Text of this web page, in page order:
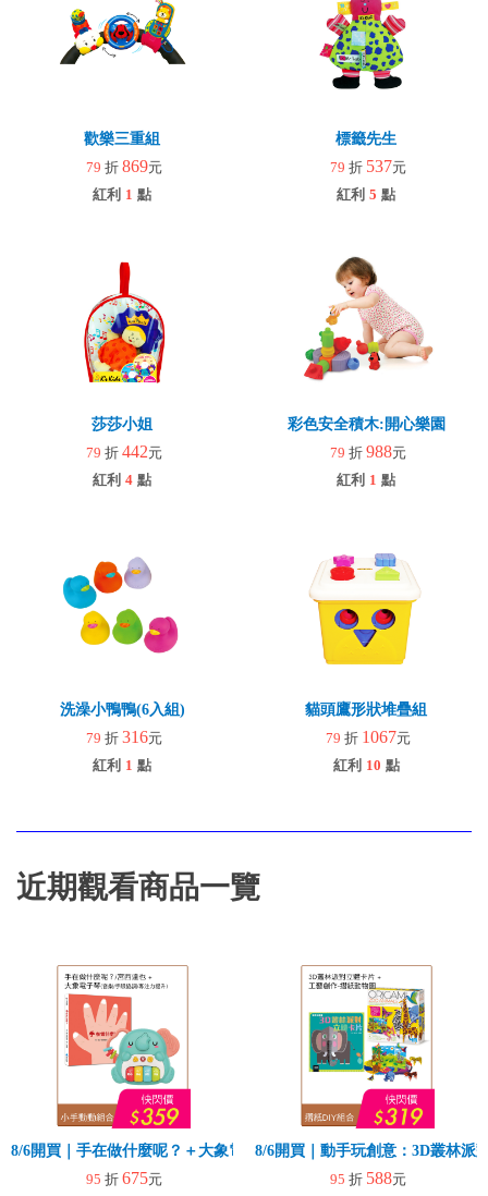
歡樂三重組
79 折 869元
紅利 1 點
標籤先生
79 折 537元
紅利 5 點
莎莎小姐
79 折 442元
紅利 4 點
彩色安全積木:開心樂園
79 折 988元
紅利 1 點
洗澡小鴨鴨(6入組)
79 折 316元
紅利 1 點
貓頭鷹形狀堆疊組
79 折 1067元
紅利 10 點
近期觀看商品一覽
8/6開買｜手在做什麼呢？＋大象電子琴
95 折 675元
8/6開買｜動手玩創意：3D叢林派
95 折 588元